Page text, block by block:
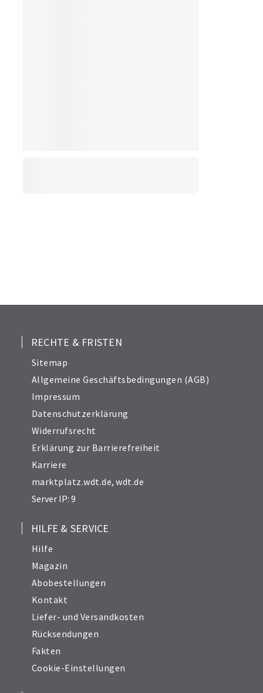
RECHTE & FRISTEN
Sitemap
Allgemeine Geschäftsbedingungen (AGB)
Impressum
Datenschutzerklärung
Widerrufsrecht
Erklärung zur Barrierefreiheit
Karriere
marktplatz.wdt.de,wdt.de
Server IP: 9
HILFE & SERVICE
Hilfe
Magazin
Abobestellungen
Kontakt
Liefer- und Versandkosten
Rücksendungen
Fakten
Cookie-Einstellungen